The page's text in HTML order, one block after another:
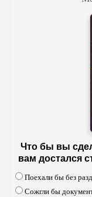
Что бы вы
вам достался
Поехали бы без
Сожгли бы